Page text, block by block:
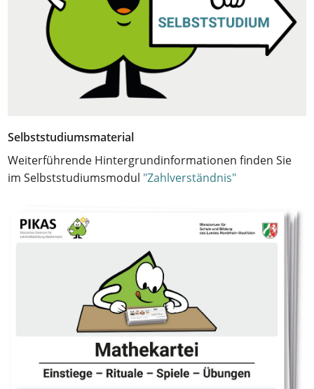
Selbststudiumsmaterial
Weiterführende Hintergrundinformationen finden Sie
im Selbststudiumsmodul "Zahlverständnis"